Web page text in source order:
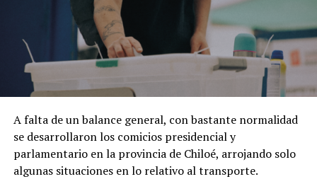
A falta de un balance general, con bastante normalidad
se desarrollaron los comicios presidencial y
parlamentario en la provincia de Chiloé, arrojando solo
algunas situaciones en lo relativo al transporte.